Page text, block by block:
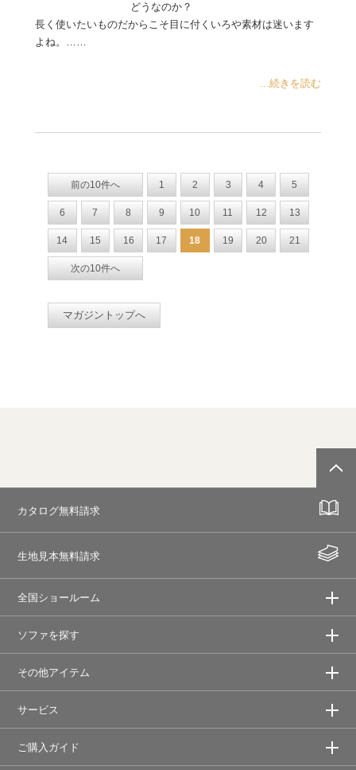
どうなのか？
長く使いたいものだからこそ目に付くいろや素材は迷います
よね。……
...続きを読む
前の10件へ 1 2 3 4 5
6 7 8 9 10 11 12 13
14 15 16 17 18 19 20 21
次の10件へ
マガジントップへ
カタログ無料請求
生地見本無料請求
全国ショールーム
ソファを探す
その他アイテム
サービス
ご購入ガイド